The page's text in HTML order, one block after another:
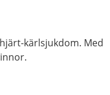
kärlsjukdom. Med